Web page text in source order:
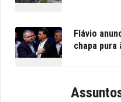
Flávio
chapa pura